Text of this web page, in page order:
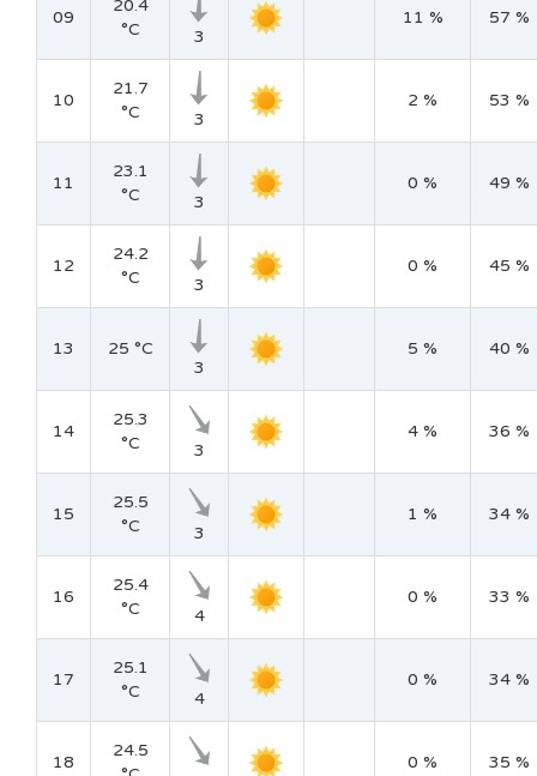
09
20.4
°C
3
11 % 57 %
10
21.7
°C
3
2 % 53 %
11
23.1
°C
3
0 % 49 %
12
24.2
°C
3
0 % 45 %
13
25 °C
3
5 % 40 %
14
25.3
°C
3
4 % 36 %
15
25.5
°C
3
1 % 34 %
16
25.4
°C
4
0 % 33 %
17
25.1
°C
4
0 % 34 %
18
24.5
0 % 35 %